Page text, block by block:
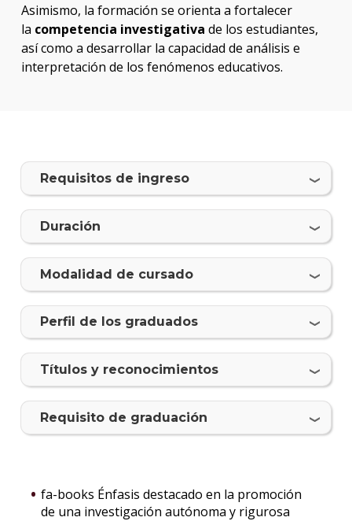
Asimismo, la formación se orienta a fortalecer
la competencia investigativa de los estudiantes,
así como a desarrollar la capacidad de análisis e
interpretación de los fenómenos educativos.
Requisitos de ingreso
Duración
Modalidad de cursado
Perfil de los graduados
Tí­tulos y reconocimientos
Requisito de graduación
fa-books Énfasis destacado en la promoción
de una investigación autónoma y rigurosa